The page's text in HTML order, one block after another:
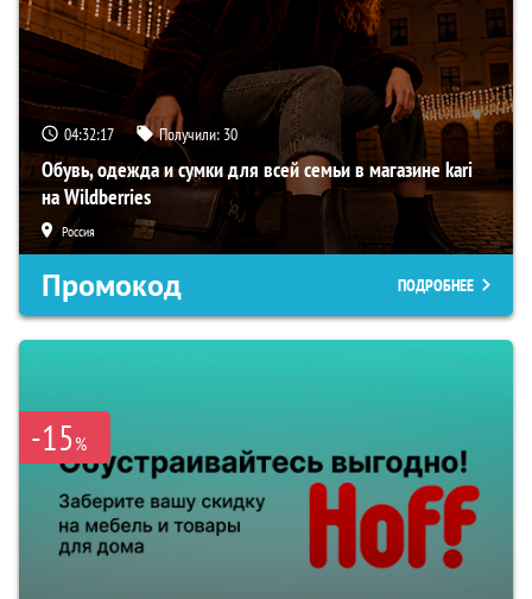
04:32:16 Получили: 30
Обувь, одежда и сумки для всей семьи в магазине kari
на Wildberries
Россия
Промокод ПОДРОБНЕЕ
-15%